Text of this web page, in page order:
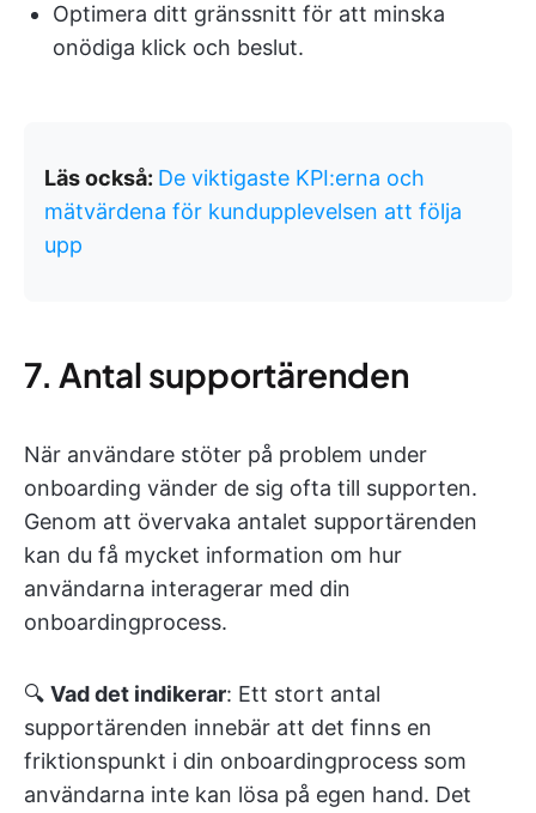
Optimera ditt gränssnitt för att minska
onödiga klick och beslut.
Läs också: De viktigaste KPI:erna och
mätvärdena för kundupplevelsen att följa
upp
7. Antal supportärenden
När användare stöter på problem under
onboarding vänder de sig ofta till supporten.
Genom att övervaka antalet supportärenden
kan du få mycket information om hur
användarna interagerar med din
onboardingprocess.
🔍 Vad det indikerar: Ett stort antal
supportärenden innebär att det finns en
friktionspunkt i din onboardingprocess som
användarna inte kan lösa på egen hand. Det